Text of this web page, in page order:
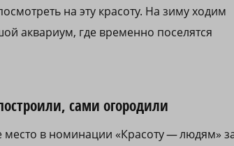
на эту красоту. На зиму ходим
аквариум, где временно поселятся
сами огородили
место в номинации «Красоту — людям»